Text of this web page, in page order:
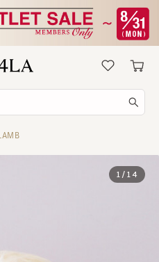
LAMB
1 / 14